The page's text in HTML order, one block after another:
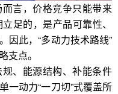
言，价格竞争只能带来
足的，是产品可靠性、
因此，“多动力技术路线”
支点。
、能源结构、补能条件
一动力“一刀切”式覆盖所